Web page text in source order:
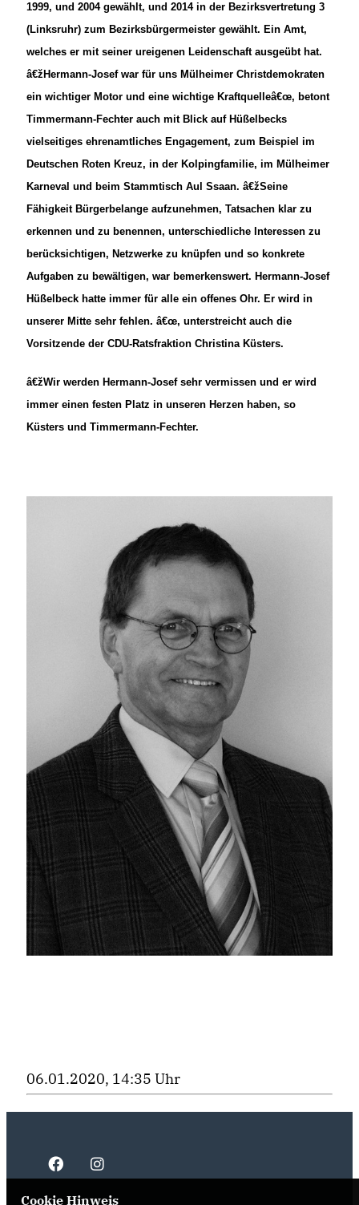
1999, und 2004 gewählt, und 2014 in der Bezirksvertretung 3
(Linksruhr) zum Bezirksbürgermeister gewählt. Ein Amt,
welches er mit seiner ureigenen Leidenschaft ausgeübt hat.
žHermann-Josef war für uns Mülheimer Christdemokraten
ein wichtiger Motor und eine wichtige Kraftquelleâ€œ, betont
Timmermann-Fechter auch mit Blick auf Hüßelbecks
vielseitiges ehrenamtliches Engagement, zum Beispiel im
Deutschen Roten Kreuz, in der Kolpingfamilie, im Mülheimer
Karneval und beim Stammtisch Aul Ssaan. â€žSeine
Fähigkeit Bürgerbelange aufzunehmen, Tatsachen klar zu
erkennen und zu benennen, unterschiedliche Interessen zu
berücksichtigen, Netzwerke zu knüpfen und so konkrete
Aufgaben zu bewältigen, war bemerkenswert. Hermann-Josef
Hüßelbeck hatte immer für alle ein offenes Ohr. Er wird in
unserer Mitte sehr fehlen. â€œ, unterstreicht auch die
Vorsitzende der CDU-Ratsfraktion Christina Küsters.
žWir werden Hermann-Josef sehr vermissen und er wird
immer einen festen Platz in unseren Herzen haben, so
Küsters und Timmermann-Fechter.
06.01.2020, 14:35 Uhr
Cookie Hinweis